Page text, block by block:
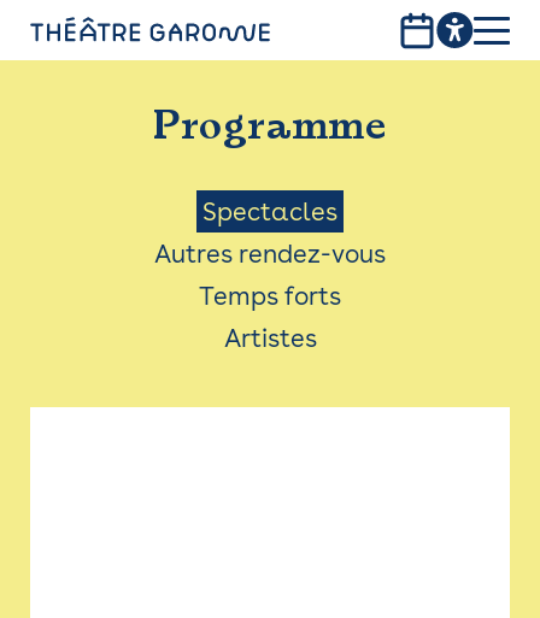
PROGRAMME
INFOS PRATIQUES
AVEC LES PUBLICS
ACCESSIBILITÉ
LES PRODUCTIONS
Programme
Menu
Saison
Spectacles
Autres rendez-vous
Temps forts
Artistes